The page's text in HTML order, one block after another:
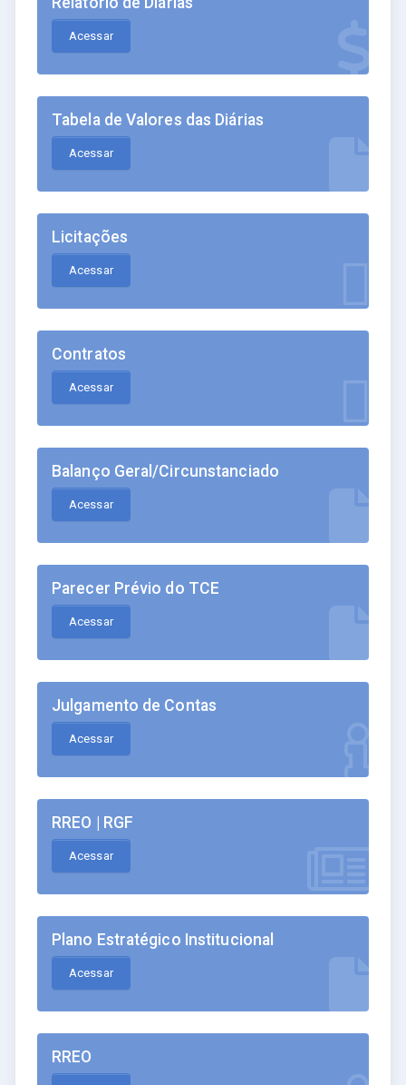
Acessar
Tabela de Valores das Diárias
Acessar
Licitações
Acessar
Contratos
Acessar
Balanço Geral/Circunstanciado
Acessar
Parecer Prévio do TCE
Acessar
Julgamento de Contas
Acessar
RREO | RGF
Acessar
Plano Estratégico Institucional
Acessar
RREO